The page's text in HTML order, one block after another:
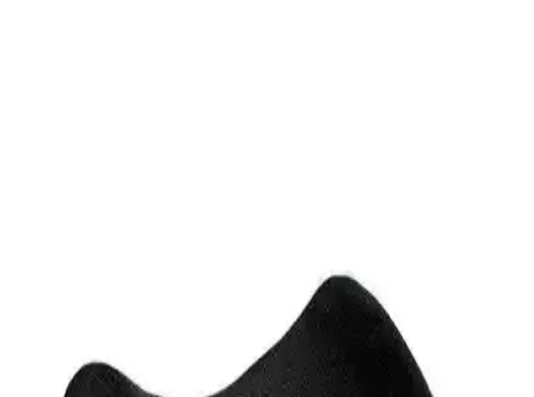
tasarımıyla bel ve sırt desteği sağlar, uzun kullanımda bile konforu
korur, taşınabilir ve yıkanabilir özellikleriyle pratiklik sunar.
Camellian Bel Yastığı ile Bel Sağlığınızı Koruyun ve
Günlük Konforunuzu Artırın